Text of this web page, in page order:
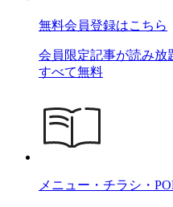
無料会員登録はこちら
会員限定記事が読み放
すべて無料
メニュー・チラシ・